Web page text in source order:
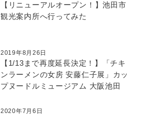
【リニューアルオープン！】池田市
観光案内所へ行ってみた
2019年8月26日
【1/13まで再度延長決定！】「チキ
ンラーメンの女房 安藤仁子展」カッ
プヌードルミュージアム 大阪池田
2020年7月6日